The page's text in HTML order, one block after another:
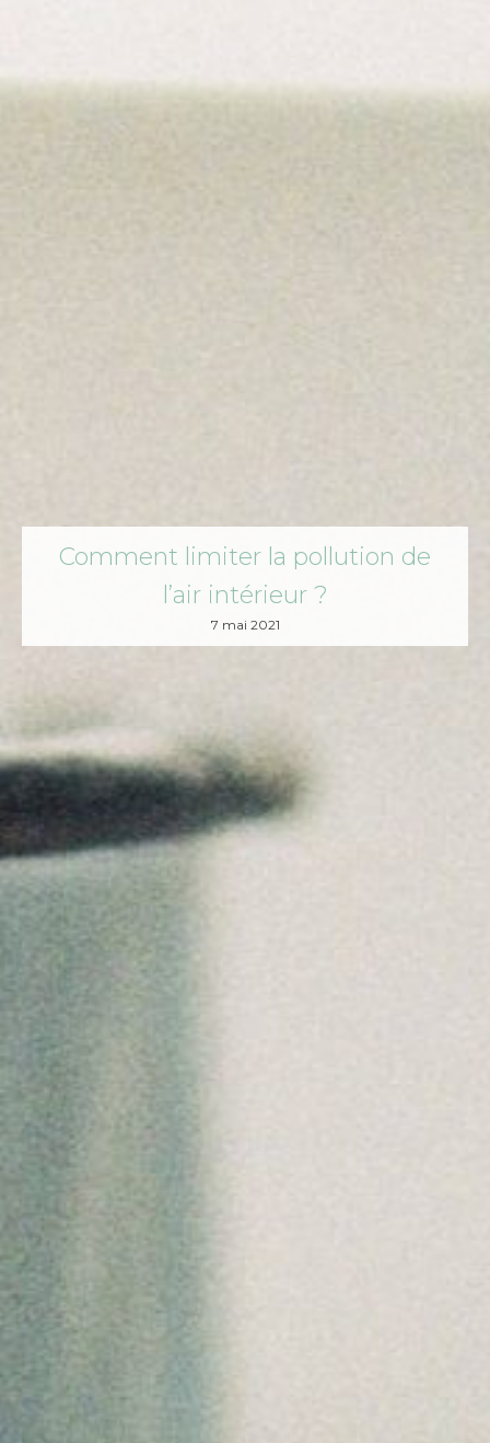
Comment limiter la pollution de
l’air intérieur ?
7 mai 2021